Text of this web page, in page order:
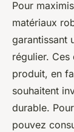
Pour
matériaux
garantissant
régulier.
produit, en
souhaitent
durable.
pouvez